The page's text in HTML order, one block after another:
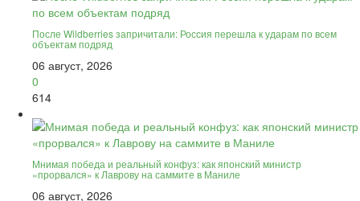
После Wildberries запричитали: Россия перешла к ударам по всем
объектам подряд
06 август, 2026
0
614
Мнимая победа и реальный конфуз: как японский министр
«прорвался» к Лаврову на саммите в Маниле
06 август, 2026